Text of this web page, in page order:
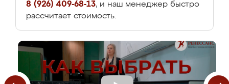
8 (926) 409-68-13, и наш менеджер быстро
рассчитает стоимость.